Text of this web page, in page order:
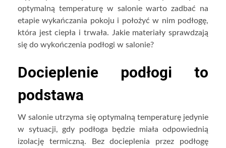
optymalną temperaturę w salonie warto zadbać na
etapie wykańczania pokoju i położyć w nim podłogę,
która jest ciepła i trwała. Jakie materiały sprawdzają
się do wykończenia podłogi w salonie?
Docieplenie podłogi to
podstawa
W salonie utrzyma się optymalną temperaturę jedynie
w sytuacji, gdy podłoga będzie miała odpowiednią
izolację termiczną. Bez docieplenia przez podłogę